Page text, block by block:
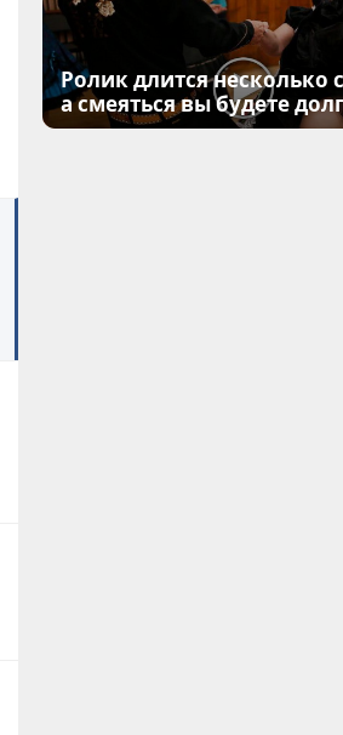
Ролик длится несколько
а смеяться вы будете